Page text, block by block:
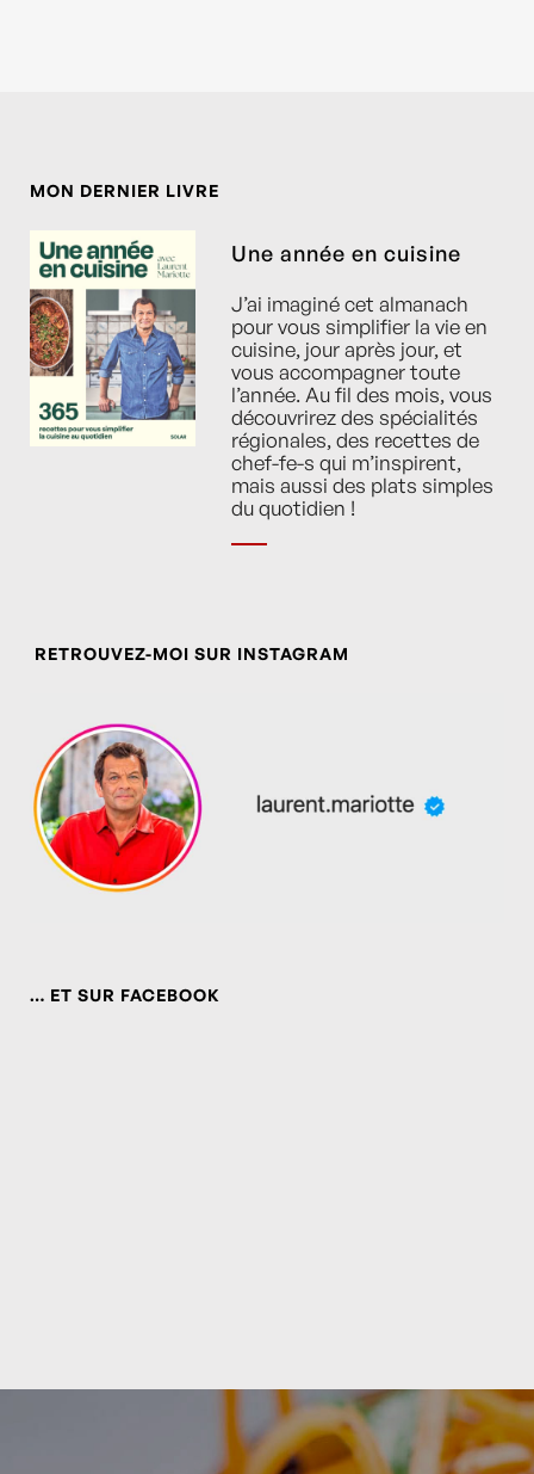
MON DERNIER LIVRE
Une année en cuisine
J’ai imaginé cet almanach
pour vous simplifier la vie en
cuisine, jour après jour, et
vous accompagner toute
l’année. Au fil des mois, vous
découvrirez des spécialités
régionales, des recettes de
chef-fe-s qui m’inspirent,
mais aussi des plats simples
du quotidien !
RETROUVEZ-MOI SUR INSTAGRAM
… ET SUR FACEBOOK